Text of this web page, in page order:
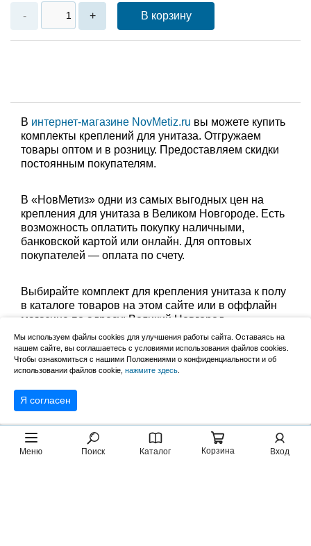
Меню Поиск Каталог Корзина Вход
- + В корзину
В интернет-магазине NovMetiz.ru вы можете купить
комплекты креплений для унитаза. Отгружаем
товары оптом и в розницу. Предоставляем скидки
постоянным покупателям.
В «НовМетиз» одни из самых выгодных цен на
крепления для унитаза в Великом Новгороде. Есть
возможность оплатить покупку наличными,
банковской картой или онлайн. Для оптовых
покупателей — оплата по счету.
Выбирайте комплект для крепления унитаза к полу
в каталоге товаров на этом сайте или в оффлайн
магазине по адресу: Великий Новгород,
Сырковское шоссе, 8а (по будням с 9:00 до 17:00, в
субботу с 9:00 до 13:00). Забрать заказ можно
лично в пункте выдачи или оформить доставку до
дома.
Мы используем файлы cookies для улучшения работы сайта. Оставаясь на
нашем сайте, вы соглашаетесь с условиями использования файлов cookies.
Чтобы ознакомиться с нашими Положениями о конфиденциальности и об
использовании файлов cookie, нажмите здесь
Я согласен